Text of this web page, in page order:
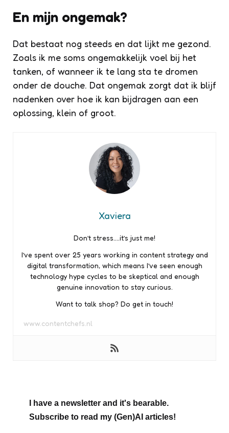
En mijn ongemak?
Dat bestaat nog steeds en dat lijkt me gezond.
Zoals ik me soms ongemakkelijk voel bij het
tanken, of wanneer ik te lang sta te dromen
onder de douche. Dat ongemak zorgt dat ik blijf
nadenken over hoe ik kan bijdragen aan een
oplossing, klein of groot.
Xaviera
Don’t stress….it’s just me!
I’ve spent over 25 years working in content strategy and
digital transformation, which means I’ve seen enough
technology hype cycles to be skeptical and enough
genuine innovation to stay curious.
Want to talk shop? Do get in touch!
www.contentchefs.nl
I have a newsletter and it's bearable.
Subscribe to read my (Gen)AI articles!